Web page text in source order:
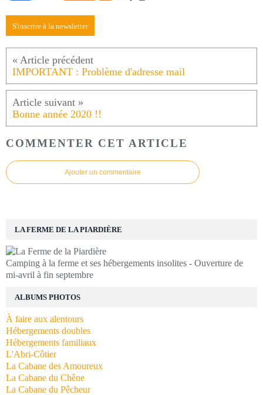
S'inscrire à la newsletter
IMPORTANT : Problème d'adresse mail
Bonne année 2020 !!
COMMENTER CET ARTICLE
Ajouter un commentaire
LA FERME DE LA PIARDIÈRE
Camping à la ferme et ses hébergements insolites - Ouverture de
mi-avril à fin septembre
ALBUMS PHOTOS
À faire aux alentours
Hébergements doubles
Hébergements familiaux
L'Abri-Côtier
La Cabane des Amoureux
La Cabane du Chêne
La Cabane du Pêcheur